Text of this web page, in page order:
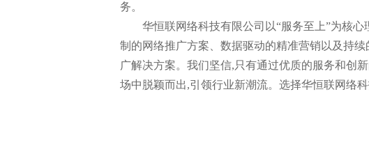
务。
华恒联网络科技有限公司以“服务至上”为核
制的网络推广方案、数据驱动的精准营销以及持
广解决方案。我们坚信,只有通过优质的服务和创
场中脱颖而出,引领行业新潮流。选择华恒联网络